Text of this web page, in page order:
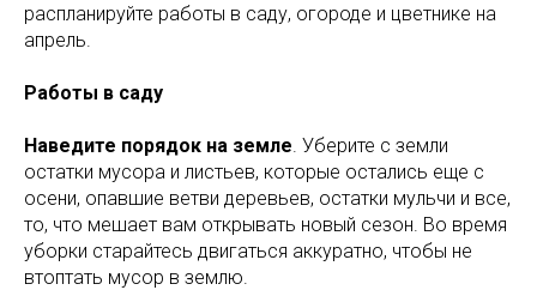
распланируйте работы в саду, огороде и цветнике на
апрель.
Работы в саду
Наведите порядок на земле. Уберите с земли
остатки мусора и листьев, которые остались еще с
осени, опавшие ветви деревьев, остатки мульчи и все,
то, что мешает вам открывать новый сезон. Во время
уборки старайтесь двигаться аккуратно, чтобы не
втоптать мусор в землю.